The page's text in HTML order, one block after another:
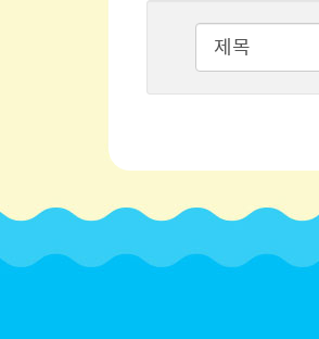
검색타입